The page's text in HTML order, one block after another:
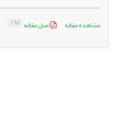
مشاهده مقاله اصل مقاله 1 M